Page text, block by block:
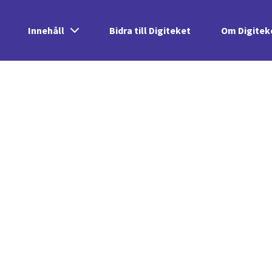
Innehåll Bidra till Digiteket Om